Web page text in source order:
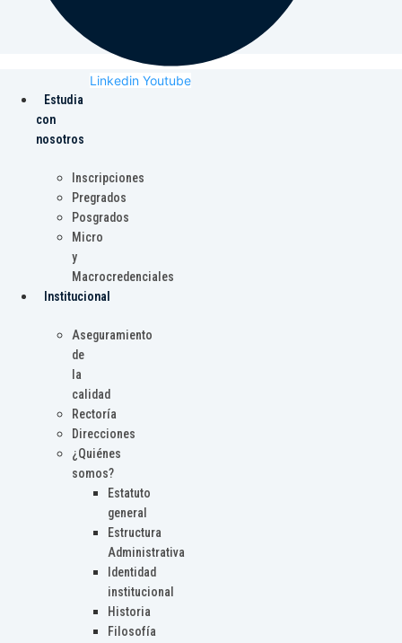
Linkedin Youtube
Estudia
con
nosotros
Inscripciones
Pregrados
Posgrados
Micro
y
Macrocredenciales
Institucional
Aseguramiento
de
la
calidad
Rectoría
Direcciones
¿Quiénes
somos?
Estatuto
general
Estructura
Administrativa
Identidad
institucional
Historia
Filosofía